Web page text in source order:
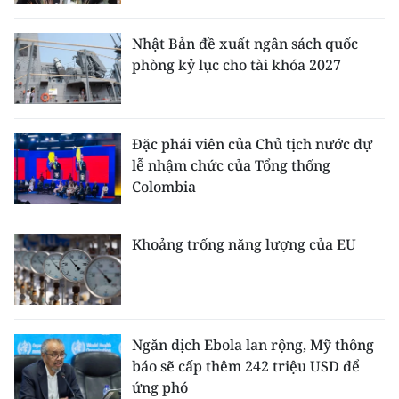
Nhật Bản đề xuất ngân sách quốc
phòng kỷ lục cho tài khóa 2027
Đặc phái viên của Chủ tịch nước dự
lễ nhậm chức của Tổng thống
Colombia
Khoảng trống năng lượng của EU
Ngăn dịch Ebola lan rộng, Mỹ thông
báo sẽ cấp thêm 242 triệu USD để
ứng phó